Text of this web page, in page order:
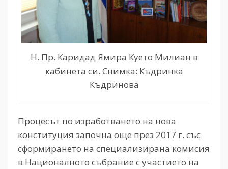
Н. Пр. Каридад Ямира Куето Милиан в
кабинета си. Снимка: Къдринка
Къдринова
Процесът по изработването на нова
конституция започна още през 2017 г. със
сформирането на специализирана комисия
в Националното събрание с участието на